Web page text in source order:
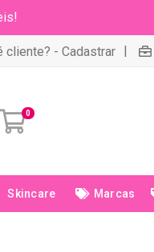
cliente? - Cadastrar |
0
Skincare Marcas